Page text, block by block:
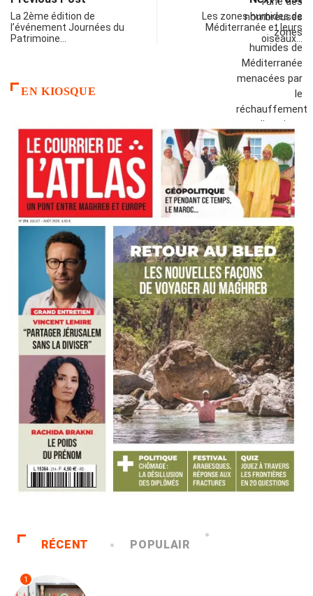
La 2ème édition de
l’événement Journées du
Patrimoine…
Les zones humides de
Méditerranée et leurs
oiseaux…
EN KIOSQUE
RÉCENT POPULAIR
1